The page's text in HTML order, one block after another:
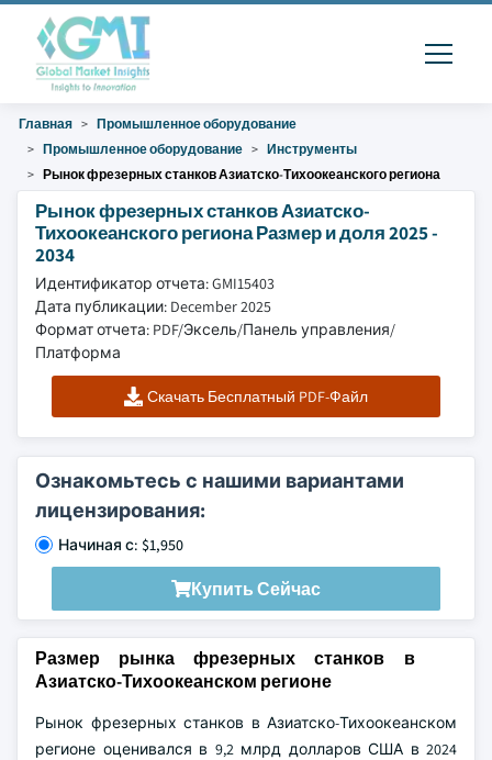
Главная
Промышленное оборудование
Промышленное оборудование
Инструменты
Рынок фрезерных станков Азиатско-Тихоокеанского региона
Рынок фрезерных станков Азиатско-
Тихоокеанского региона Размер и доля 2025 -
2034
Идентификатор отчета: GMI15403
Дата публикации: December 2025
Формат отчета: PDF/Эксель/Панель управления/
Платформа
Скачать Бесплатный PDF-Файл
Ознакомьтесь с нашими вариантами
лицензирования:
Начиная с: $1,950
Купить Сейчас
Размер рынка фрезерных станков в
Азиатско-Тихоокеанском регионе
Рынок фрезерных станков в Азиатско-Тихоокеанском
регионе оценивался в 9,2 млрд долларов США в 2024